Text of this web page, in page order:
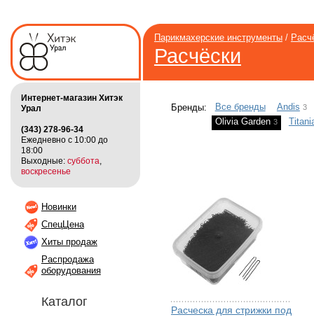
Парикмахерские инструменты/
Расчёски
Интернет-магазин Хитэк
Урал
(343) 278-96-34
Ежедневно с 10:00 до
18:00
Выходные: суббота
воскресенье
Новинки
СпецЦена
Хиты продаж
Распродажа
оборудования
Каталог
Бренды: Все бренды Andis 3
Olivia Garden 3
Расческа для стрижки под